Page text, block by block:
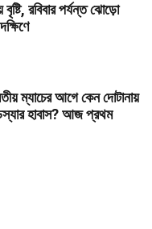
রবিবার পর্যন্ত ঝোড়ো
ম্যাচের আগে কেন দোটানায়
হাবাস? আজ প্রথম